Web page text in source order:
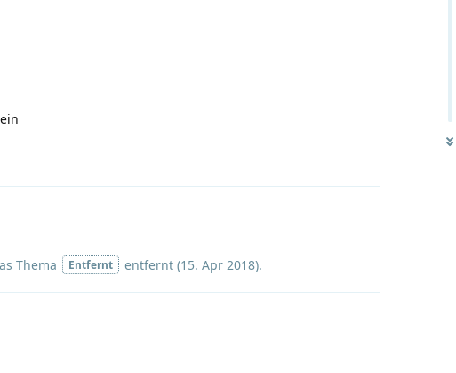
Thema Entfernt entfernt (15. Apr 2018).